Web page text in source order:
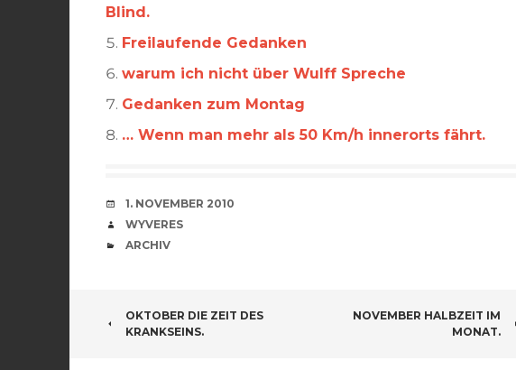
Blind.
Freilaufende Gedanken
warum ich nicht über Wulff Spreche
Gedanken zum Montag
… Wenn man mehr als 50 Km/h innerorts fährt.
VERABREDUNG
1. NOVEMBER 2010
VERFASSER
WYVERES
CATEGORIES
ARCHIV
BEITRAGSNAVIGATION
OKTOBER DIE ZEIT DES
KRANKSEINS.
NOVEMBER HALBZEIT IM
MONAT.